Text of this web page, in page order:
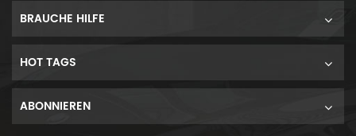
BRAUCHE HILFE
HOT TAGS
ABONNIEREN